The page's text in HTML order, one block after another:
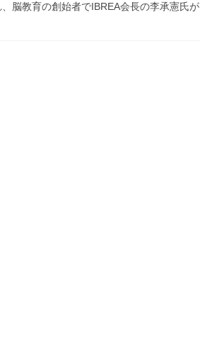
脳教育の創始者でIBREA会長の李承憲氏が